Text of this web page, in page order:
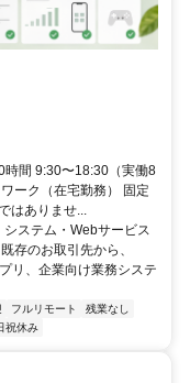
時間 9:30〜18:30（実働8
ーク（在宅勤務） 固定
はありませ...
ステム・Webサービス
存のお取引先から、
リ、企業向け業務システ
フルリモート
残業なし
祝休み